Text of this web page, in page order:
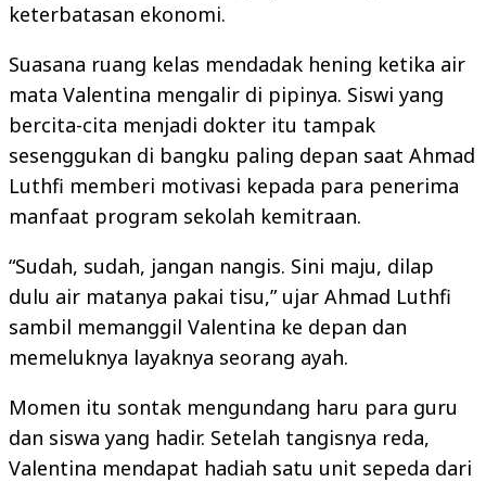
keterbatasan ekonomi.
Suasana ruang kelas mendadak hening ketika air
mata Valentina mengalir di pipinya. Siswi yang
bercita-cita menjadi dokter itu tampak
sesenggukan di bangku paling depan saat Ahmad
Luthfi memberi motivasi kepada para penerima
manfaat program sekolah kemitraan.
“Sudah, sudah, jangan nangis. Sini maju, dilap
dulu air matanya pakai tisu,” ujar Ahmad Luthfi
sambil memanggil Valentina ke depan dan
memeluknya layaknya seorang ayah.
Momen itu sontak mengundang haru para guru
dan siswa yang hadir. Setelah tangisnya reda,
Valentina mendapat hadiah satu unit sepeda dari